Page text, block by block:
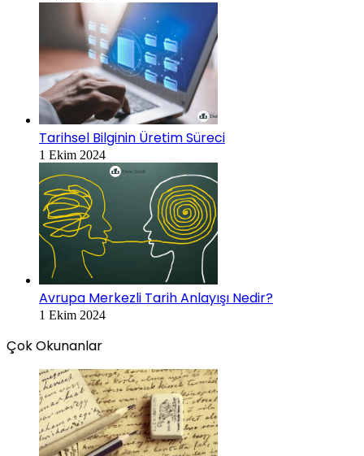
Tarihsel Bilginin Üretim Süreci
1 Ekim 2024
Avrupa Merkezli Tarih Anlayışı Nedir?
1 Ekim 2024
Çok Okunanlar